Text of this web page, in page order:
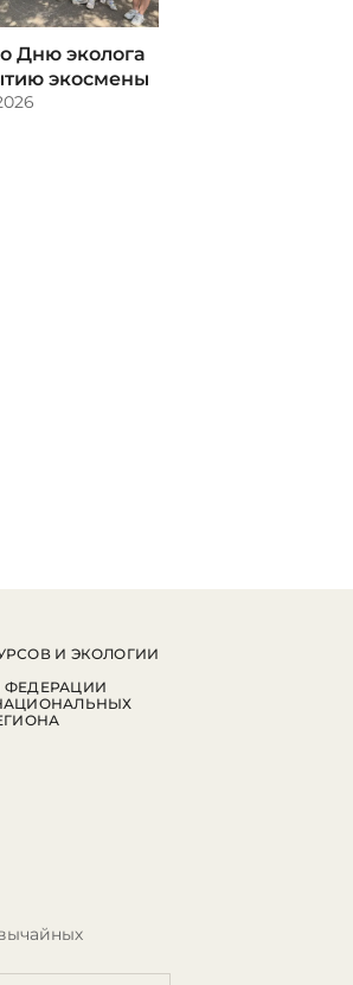
Дню эколога
экосмены
И ЭКОЛОГИИ
ФЕДЕРАЦИИ